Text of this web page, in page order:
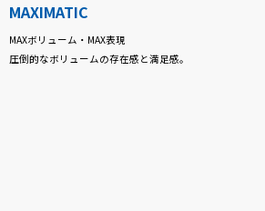
MAXIMATIC
MAXボリューム・MAX表現
圧倒的なボリュームの存在感と満足感。